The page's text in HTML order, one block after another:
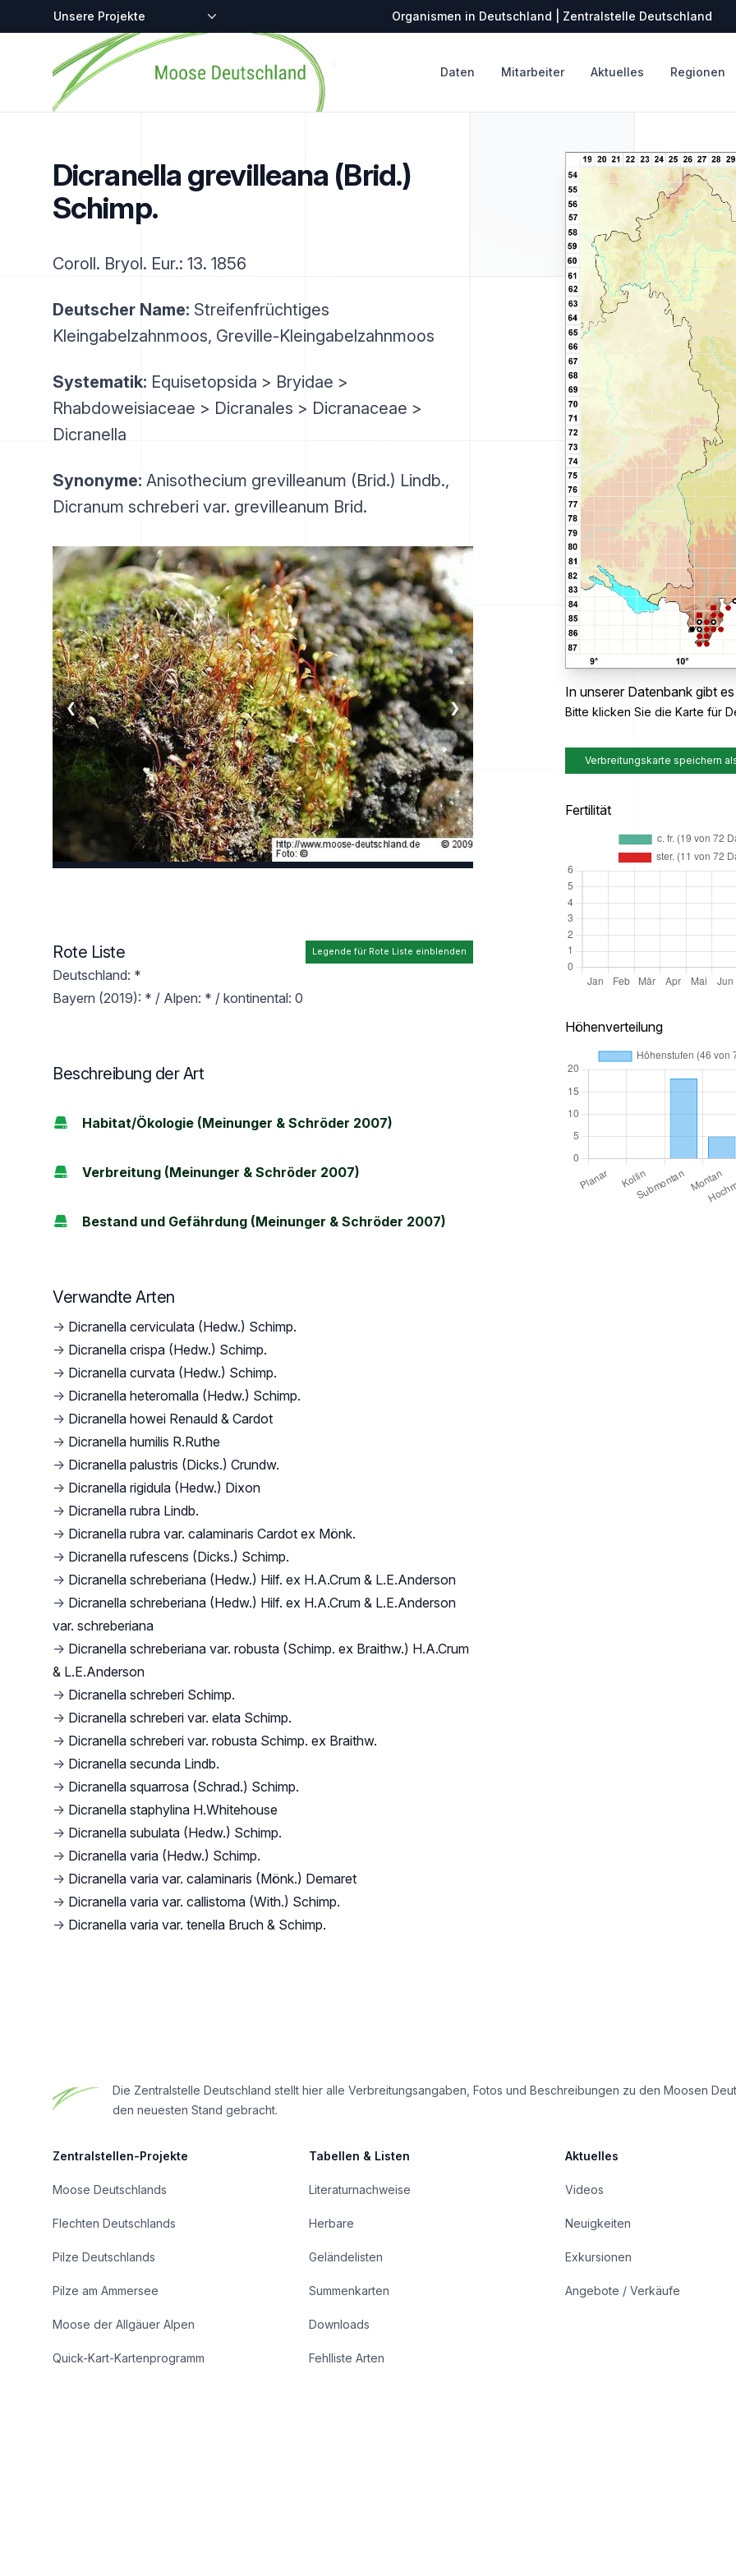
Zentralstellen-Projekte Organismen in Deutschland | Zentralstelle Deutschland
Startseite
Daten Mitarbeiter Aktuelles Regionen
Dicranella grevilleana (Brid.)
Schimp.
Coroll. Bryol. Eur.: 13. 1856
Deutscher Name: Streifenfrüchtiges
Kleingabelzahnmoos, Greville-Kleingabelzahnmoos
Systematik: Equisetopsida > Bryidae >
Rhabdoweisiaceae > Dicranales > Dicranaceae >
Dicranella
Synonyme: Anisothecium grevilleanum (Brid.) Lindb.,
Dicranum schreberi var. grevilleanum Brid.
❮ ❯
In unserer Datenbank gibt
Bitte klicken Sie die Karte für
Verbreitungskarte speichern
Fertilität
Höhenverteilung
Legende für Rote Liste einblenden
Rote Liste
Deutschland: *
Bayern (2019): * / Alpen: * / kontinental: 0
Beschreibung der Art
Habitat/Ökologie (Meinunger & Schröder 2007)
Verbreitung (Meinunger & Schröder 2007)
Bestand und Gefährdung (Meinunger & Schröder 2007)
Verwandte Arten
→ Dicranella cerviculata (Hedw.) Schimp.
→ Dicranella crispa (Hedw.) Schimp.
→ Dicranella curvata (Hedw.) Schimp.
→ Dicranella heteromalla (Hedw.) Schimp.
→ Dicranella howei Renauld & Cardot
→ Dicranella humilis R.Ruthe
→ Dicranella palustris (Dicks.) Crundw.
→ Dicranella rigidula (Hedw.) Dixon
→ Dicranella rubra Lindb.
→ Dicranella rubra var. calaminaris Cardot ex Mönk.
→ Dicranella rufescens (Dicks.) Schimp.
→ Dicranella schreberiana (Hedw.) Hilf. ex H.A.Crum & L.E.Anderson
→ Dicranella schreberiana (Hedw.) Hilf. ex H.A.Crum & L.E.Anderson
var. schreberiana
→ Dicranella schreberiana var. robusta (Schimp. ex Braithw.) H.A.Crum
& L.E.Anderson
→ Dicranella schreberi Schimp.
→ Dicranella schreberi var. elata Schimp.
→ Dicranella schreberi var. robusta Schimp. ex Braithw.
→ Dicranella secunda Lindb.
→ Dicranella squarrosa (Schrad.) Schimp.
→ Dicranella staphylina H.Whitehouse
→ Dicranella subulata (Hedw.) Schimp.
→ Dicranella varia (Hedw.) Schimp.
→ Dicranella varia var. calaminaris (Mönk.) Demaret
→ Dicranella varia var. callistoma (With.) Schimp.
→ Dicranella varia var. tenella Bruch & Schimp.
Die Zentralstelle Deutschland stellt hier alle Verbreitungsangaben, Fotos und Beschreibungen zu den Moosen
den neuesten Stand gebracht.
Zentralstellen-Projekte
Moose Deutschlands
Flechten Deutschlands
Pilze Deutschlands
Pilze am Ammersee
Moose der Allgäuer Alpen
Quick-Kart-Kartenprogramm
Tabellen & Listen
Literaturnachweise
Herbare
Geländelisten
Summenkarten
Downloads
Fehlliste Arten
Aktuelles
Videos
Neuigkeiten
Exkursionen
Angebote / Verkäufe